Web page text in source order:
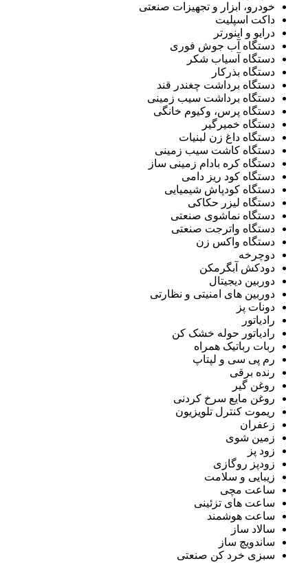
خودرو، ابزار و تجهیزات صنعتی
داکت اسپلیت
درایو و اینورتر
دستگاه آب جوش فوری
دستگاه آسیاب شکر
دستگاه بذرکار
دستگاه برداشت چغندر قند
دستگاه برداشت سیب زمینی
دستگاه پرس، وکیوم خانگی
دستگاه خمیرگیر
دستگاه داغ زن لبنیات
دستگاه کاشت سیب زمینی
دستگاه کره بادام زمینی ساز
دستگاه کود ریز دامی
دستگاه کودپاش شیمیایی
دستگاه لیزر حکاکی
دستگاه نماشوی صنعتی
دستگاه واترجت صنعتی
دستگاه واکس زن
دوچرخه
دودکش آبگرمکن
دوربین دیجیتال
دوربین های امنیتی و نظارتی
دونات پز
رادیاتور
رادیاتور حوله خشک کن
ربات رباتیک همراه
رم پی سی و لپتاپ
رنده برقی
روغن گیر
روغن مایع سرخ کردنی
ریموت کنترل تلویزیون
زعفران
زمین شوی
زود پز
زودپز روگازی
زیبایی و سلامت
ساعت مچی
ساعت های تزئینی
ساعت هوشمند
سالاد ساز
ساندویچ ساز
سبزی خرد کن صنعتی